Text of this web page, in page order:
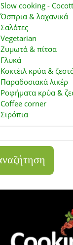
Slow cooking -
Όσπρια & λαχανικά
Σαλάτες
Vegetarian
Ζυμωτά & πίτσα
Γλυκά
Κοκτέιλ κρύα &
Παραδοσιακά λικέρ
Ροφήματα κρύα &
Coffee corner
Σιρόπια